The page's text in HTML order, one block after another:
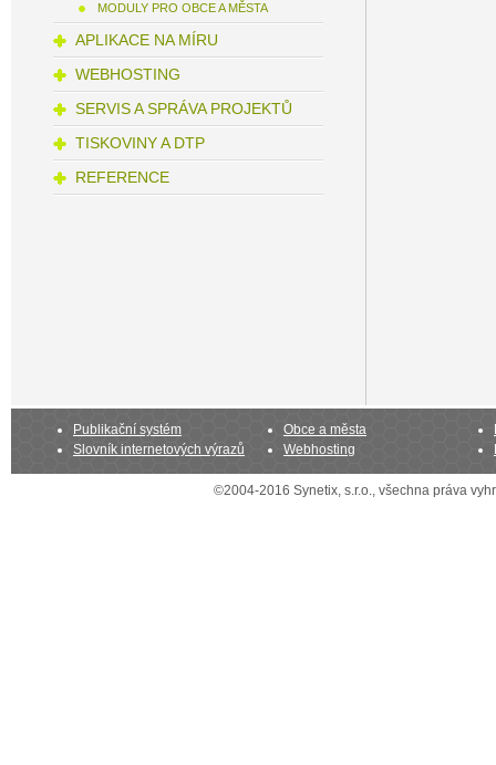
MODULY PRO OBCE A MĚSTA
APLIKACE NA MÍRU
WEBHOSTING
SERVIS A SPRÁVA PROJEKTŮ
TISKOVINY A DTP
REFERENCE
Publikační systém Obce a města
Slovník internetových výrazů
Webhosting
©2004-2016 Synetix, s.r.o., všechna práva